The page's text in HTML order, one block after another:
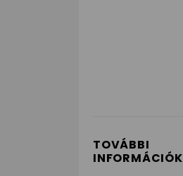
TOVÁBBI
INFORMÁCIÓK